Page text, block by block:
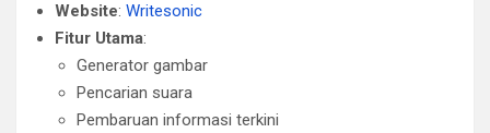
Website: Writesonic
Fitur Utama:
Generator gambar
Pencarian suara
Pembaruan informasi terkini